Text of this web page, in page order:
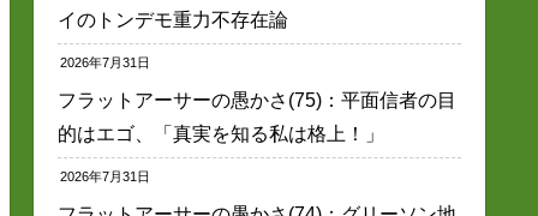
イのトンデモ重力不存在論
2026年7月31日
フラットアーサーの愚かさ(75)：平面信者の目
的はエゴ、「真実を知る私は格上！」
2026年7月31日